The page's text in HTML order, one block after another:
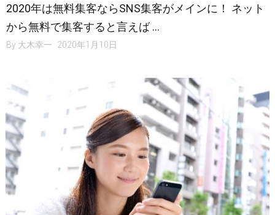
ニュース
2020年は無料集客ならSNS集客がメインに！ ネット
から無料で集客すると言えば …
By 大木幸一 2020年1月10日